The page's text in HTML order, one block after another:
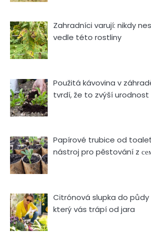
Zahradníci varují: nikdy
vedle této rostliny
Použitá kávovina v
tvrdí, že to zvýší
Papírové trubice od
nástroj pro pěstování z
Citrónová slupka do
který vás trápí od jara